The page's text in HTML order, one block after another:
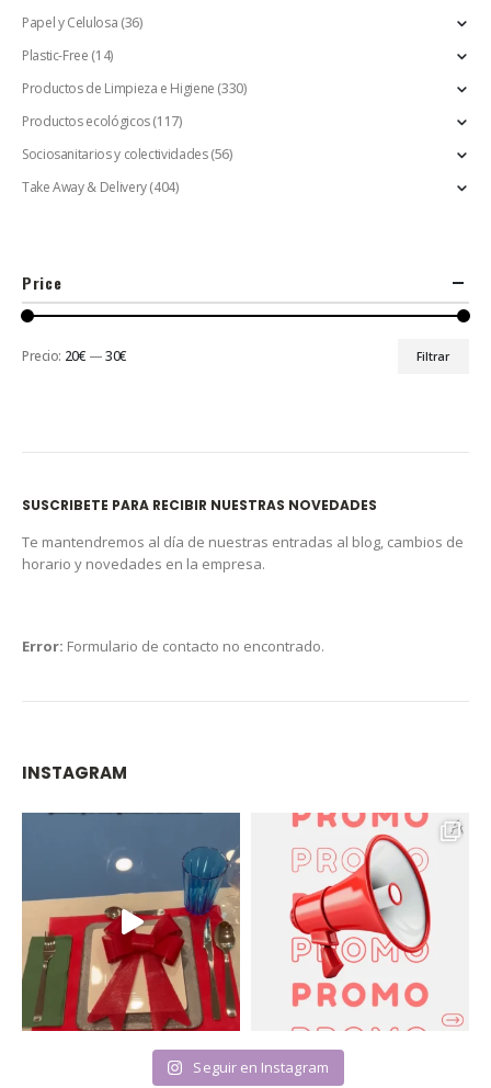
Papel y Celulosa (36)
Plastic-Free (14)
Productos de Limpieza e Higiene (330)
Productos ecológicos(117)
Sociosanitarios y colectividades (56)
Take Away & Delivery(404)
Price
Filtrar
Precio: 20€ —30€
SUSCRIBETE PARA RECIBIR NUESTRAS NOVEDADES
Te mantendremos al día de nuestras entradas al blog, cambios de
horario y novedades en la empresa.
Error: Formulario de contacto no encontrado.
INSTAGRAM
Seguir en Instagram